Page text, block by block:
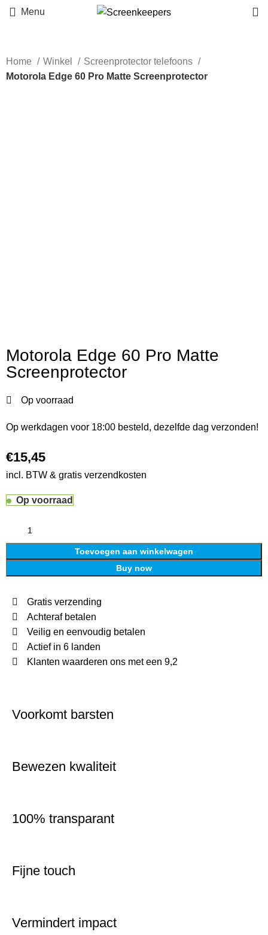
Menu
Home Winkel
Screenprotector telefoons
Motorola Edge 60 Pro Matte Screenprotector
Motorola Edge 60 Pro Matte
Screenprotector
Op voorraad
Op werkdagen voor 18:00 besteld, dezelfde dag verzonden!
€
incl. BTW & gratis verzendkosten
Op voorraad
Toevoegen aan winkelwagen
Buy now
Gratis verzending
Achteraf betalen
Veilig en eenvoudig betalen
Actief in 6 landen
Klanten waarderen ons met een 9,2
Voorkomt barsten
Bewezen kwaliteit
100% transparant
Fijne touch
Vermindert impact